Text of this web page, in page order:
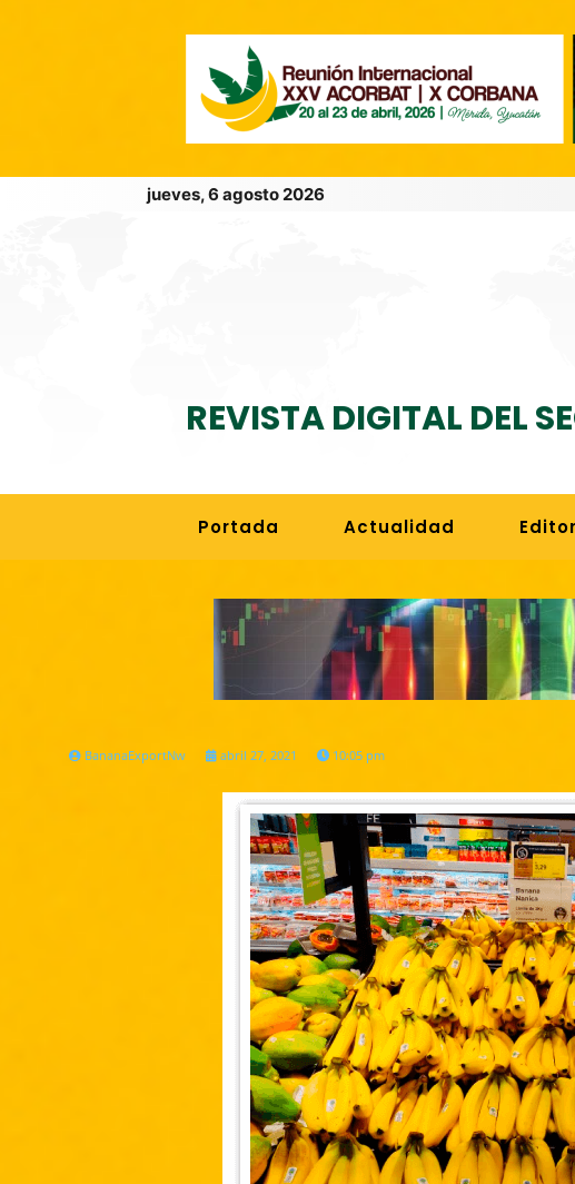
jueves, 6 agosto 2026
REVISTA DIGITAL DEL
Portada Actualidad
BananaExportNw abril 27, 2021 10:05 pm